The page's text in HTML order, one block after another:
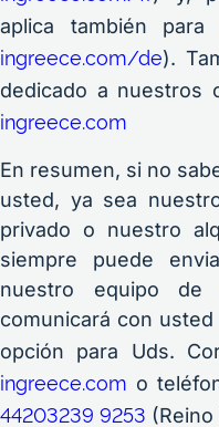
aplica también
ingreece.com/de).
dedicado a nuestros
ingreece.com
En resumen, si no
usted, ya sea
privado o nuestro
siempre puede
nuestro equipo
comunicará con
opción para Uds.
ingreece.com o
44203239 9253